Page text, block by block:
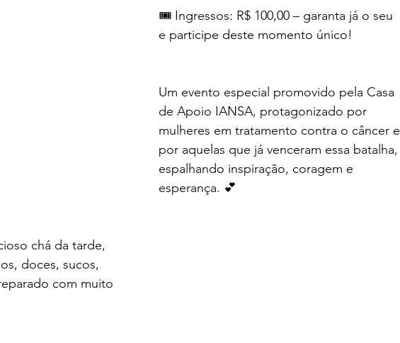
🎟️ Ingressos: R$ 100,00 – garanta já o seu
e participe deste momento único!
Um evento especial promovido pela Casa
de Apoio IANSA, protagonizado por
mulheres em tratamento contra o câncer e
por aquelas que já venceram essa batalha,
espalhando inspiração, coragem e
esperança. 💕
chá da tarde,
doces, sucos,
com muito